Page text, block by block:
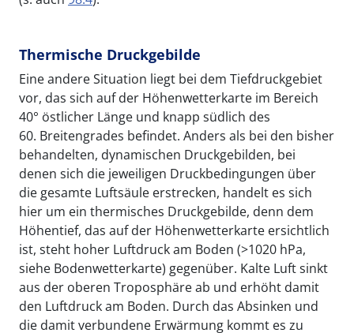
Thermische Druckgebilde
Eine andere Situation liegt bei dem Tiefdruckgebiet
vor, das sich auf der Höhenwetterkarte im Bereich
40° östlicher Länge und knapp südlich des
60. Breitengrades befindet. Anders als bei den bisher
behandelten, dynamischen Druckgebilden, bei
denen sich die jeweiligen Druckbedingungen über
die gesamte Luftsäule erstrecken, handelt es sich
hier um ein thermisches Druckgebilde, denn dem
Höhentief, das auf der Höhenwetterkarte ersichtlich
ist, steht hoher Luftdruck am Boden (>1020 hPa,
siehe Bodenwetterkarte) gegenüber. Kalte Luft sinkt
aus der oberen Troposphäre ab und erhöht damit
den Luftdruck am Boden. Durch das Absinken und
die damit verbundene Erwärmung kommt es zu